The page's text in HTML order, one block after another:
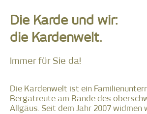
Die Karde und wir:
die Kardenwelt.
Immer für Sie da!
Die Kardenwelt ist ein
Bergatreute am Rande des
Allgäus. Seit dem Jahr 2007 widmen